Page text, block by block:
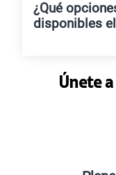
¿Qué
disponibles
Únete